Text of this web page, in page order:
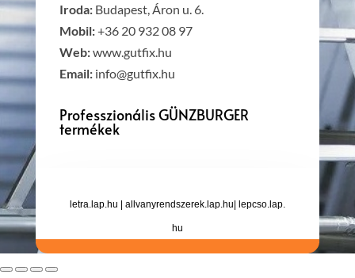
Iroda:Budapest, Áron u. 6.
Mobil:+36 20 932 08 97
Web:www.gutfix.hu
Email: info@gutfix.hu
Professzionális GÜNZBURGER
termékek
letra.lap.hu | allvanyrendszerek.lap.hu| lepcso.lap.
hu